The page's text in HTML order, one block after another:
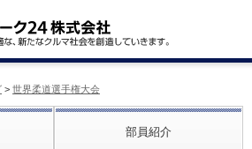
> 世界柔道選手権大会
部員紹介